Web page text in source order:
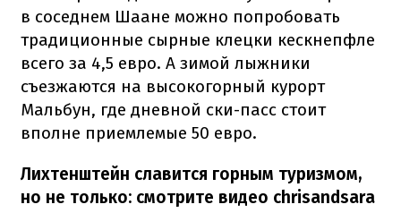
в соседнем Шаане можно попробовать
традиционные сырные клецки кескнепфле
всего за 4,5 евро. А зимой лыжники
съезжаются на высокогорный курорт
Мальбун, где дневной ски-пасс стоит
вполне приемлемые 50 евро.
Лихтенштейн славится горным туризмом,
но не только: смотрите видео chrisandsara